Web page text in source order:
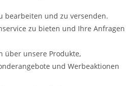
bearbeiten und zu versenden.
zu bieten und Ihre Anfragen
über unsere Produkte,
und Werbeaktionen